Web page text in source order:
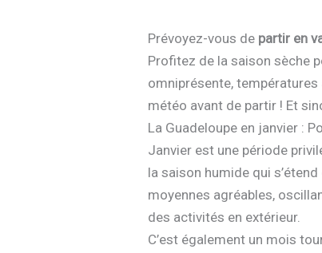
Prévoyez-vous de partir en
Profitez de la saison sèche
omniprésente, températures
météo avant de partir ! Et
La Guadeloupe en janvier :
Janvier est une période
la saison humide qui
moyennes agréables,
des activités en extérieur.
C’est également un mois